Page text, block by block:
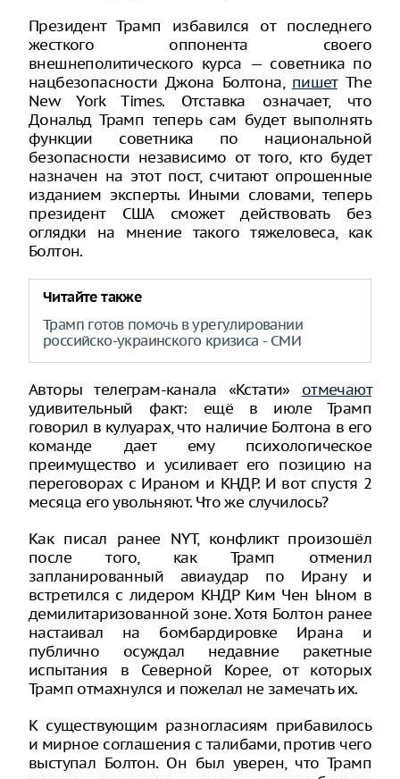
Президент Трамп избавился от последнего
жесткого оппонента своего
внешнеполитического курса — советника по
нацбезопасности Джона Болтона, пишетThe
New York Times. Отставка означает, что
Дональд Трамп теперь сам будет выполнять
функции советника по национальной
безопасности независимо от того, кто будет
назначен на этот пост, считают опрошенные
изданием эксперты. Иными словами, теперь
президент США сможет действовать без
оглядки на мнение такого тяжеловеса, как
Болтон.
Читайте также
Трамп готов помочь в урегулировании
российско-украинского кризиса - СМИ
Авторы телеграм-канала «Кстати» отмечают
удивительный факт: ещё в июле Трамп
говорил в кулуарах, что наличие Болтона в его
команде дает ему психологическое
преимущество и усиливает его позицию на
переговорах с Ираном и КНДР. И вот спустя 2
месяца его увольняют. Что же случилось?
Как писал ранее NYT, конфликт произошёл
после того, как Трамп отменил
запланированный авиаудар по Ирану и
встретился с лидером КНДР Ким Чен Ыном в
демилитаризованной зоне. Хотя Болтон ранее
настаивал на бомбардировке Ирана и
публично осуждал недавние ракетные
испытания в Северной Корее, от которых
Трамп отмахнулся и пожелал не замечать их.
К существующим разногласиям прибавилось
и мирное соглашения с талибами, против чего
выступал Болтон. Он был уверен, что Трамп